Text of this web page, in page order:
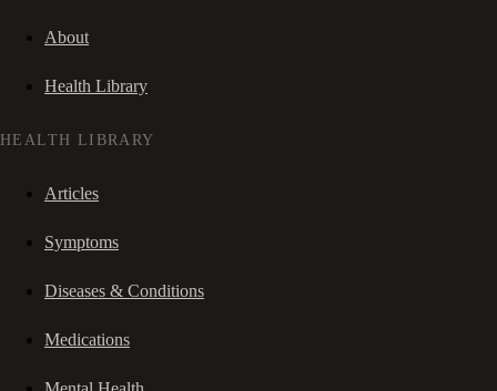
About
Health Library
HEALTH LIBRARY
Articles
Symptoms
Diseases & Conditions
Medications